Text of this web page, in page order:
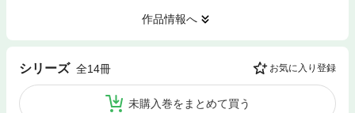
作品情報へ
シリーズ 全14冊 お気に入り登録
未購入巻をまとめて買う